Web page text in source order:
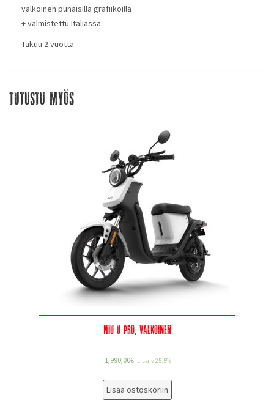
valkoinen punaisilla grafiikoilla
+ valmistettu Italiassa
Takuu 2 vuotta
Tutustu myös
Niu U Pro, valkoinen
1,990,00€ sis alv 25.5%
Lisää ostoskoriin